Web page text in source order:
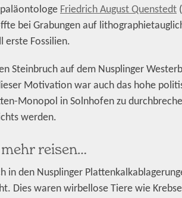
Friedrich August Quenstedt
bei Grabungen auf
erste Fossilien.
Steinbruch auf dem Nusplinger
Motivation war auch das hohe
Monopol in Solnhofen zu
werden.
reisen…
in den Nusplinger
Dies waren wirbellose Tiere wie